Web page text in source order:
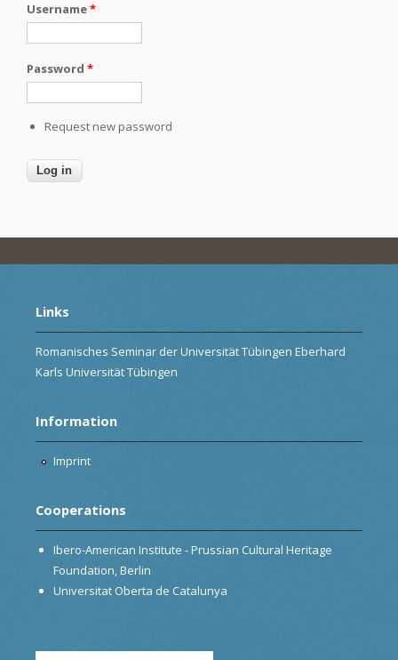
Username*
Password *
Request new password
Links
Romanisches Seminar der Universität Tübingen Eberhard
Karls Universität Tübingen
Information
Imprint
Cooperations
Ibero-American Institute - Prussian Cultural Heritage
Foundation, Berlin
Universitat Oberta de Catalunya